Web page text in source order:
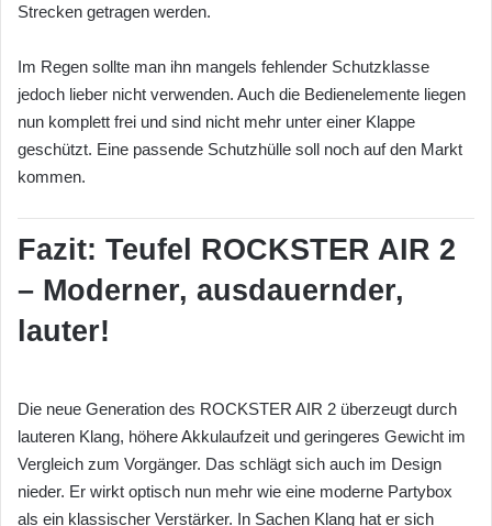
Strecken getragen werden.
Im Regen sollte man ihn mangels fehlender Schutzklasse
jedoch lieber nicht verwenden. Auch die Bedienelemente liegen
nun komplett frei und sind nicht mehr unter einer Klappe
geschützt. Eine passende Schutzhülle soll noch auf den Markt
kommen.
Fazit: Teufel ROCKSTER AIR 2
– Moderner, ausdauernder,
lauter!
Die neue Generation des ROCKSTER AIR 2 überzeugt durch
lauteren Klang, höhere Akkulaufzeit und geringeres Gewicht im
Vergleich zum Vorgänger. Das schlägt sich auch im Design
nieder. Er wirkt optisch nun mehr wie eine moderne Partybox
als ein klassischer Verstärker. In Sachen Klang hat er sich